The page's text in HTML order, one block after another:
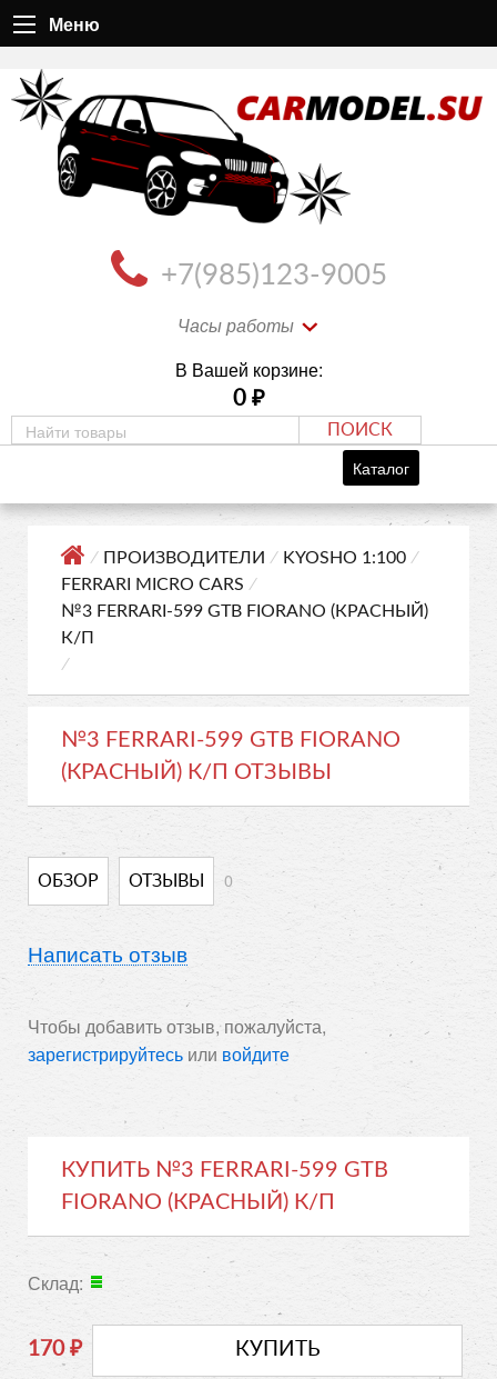
Меню
+7(985)123-9005
Часы работы
В Вашей корзине:
0 ₽
ПОИСК
Каталог
⁄ ПРОИЗВОДИТЕЛИ ⁄ KYOSHO 1:100 ⁄
FERRARI MICRO CARS ⁄
№3 FERRARI-599 GTB FIORANO (КРАСНЫЙ)
К/П
⁄
№3 FERRARI-599 GTB FIORANO
(КРАСНЫЙ) К/П ОТЗЫВЫ
ОБЗОР ОТЗЫВЫ 0
Написать отзыв
Чтобы добавить отзыв, пожалуйста,
зарегистрируйтесь или войдите
КУПИТЬ №3 FERRARI-599 GTB
FIORANO (КРАСНЫЙ) К/П
Склад:
170 ₽